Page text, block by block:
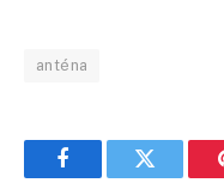
anténa
FacebookTwitter